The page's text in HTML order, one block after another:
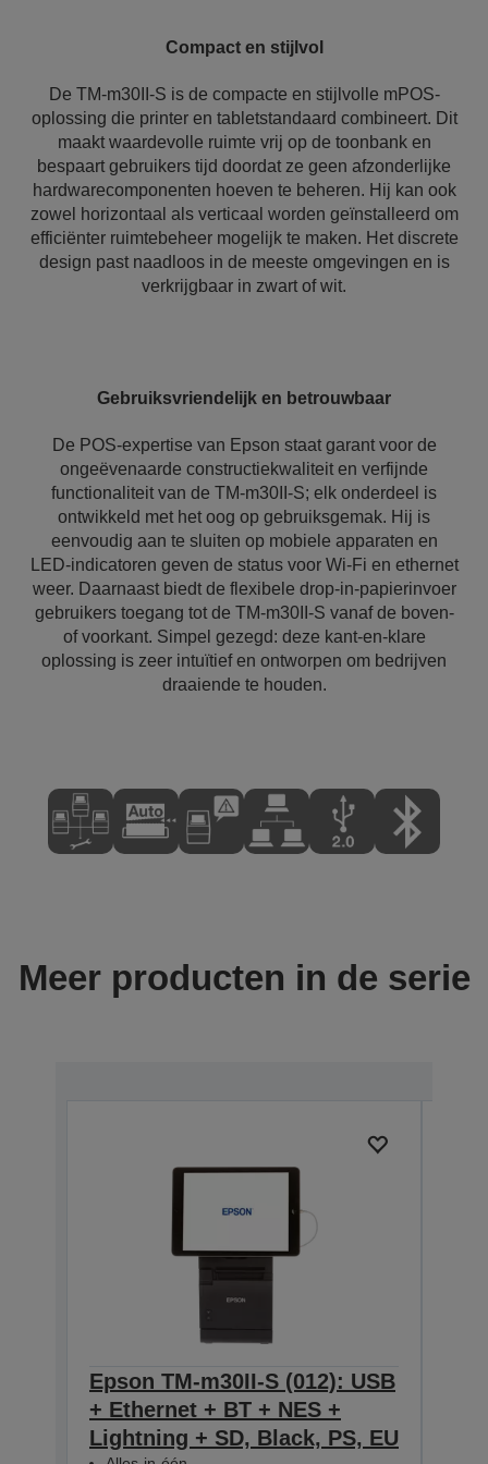
Compact en stijlvol
De TM-m30II-S is de compacte en stijlvolle mPOS-
oplossing die printer en tabletstandaard combineert. Dit
maakt waardevolle ruimte vrij op de toonbank en
bespaart gebruikers tijd doordat ze geen afzonderlijke
hardwarecomponenten hoeven te beheren. Hij kan ook
zowel horizontaal als verticaal worden geïnstalleerd om
efficiënter ruimtebeheer mogelijk te maken. Het discrete
design past naadloos in de meeste omgevingen en is
verkrijgbaar in zwart of wit.
Gebruiksvriendelijk en betrouwbaar
De POS-expertise van Epson staat garant voor de
ongeëvenaarde constructiekwaliteit en verfijnde
functionaliteit van de TM-m30II-S; elk onderdeel is
ontwikkeld met het oog op gebruiksgemak. Hij is
eenvoudig aan te sluiten op mobiele apparaten en
LED-indicatoren geven de status voor Wi-Fi en ethernet
weer. Daarnaast biedt de flexibele drop-in-papierinvoer
gebruikers toegang tot de TM-m30II-S vanaf de boven-
of voorkant. Simpel gezegd: deze kant-en-klare
oplossing is zeer intuïtief en ontworpen om bedrijven
draaiende te houden.
Meer producten in de serie
Epson TM-m30II-S (012): USB
+ Ethernet + BT + NES +
Lightning + SD, Black, PS, EU